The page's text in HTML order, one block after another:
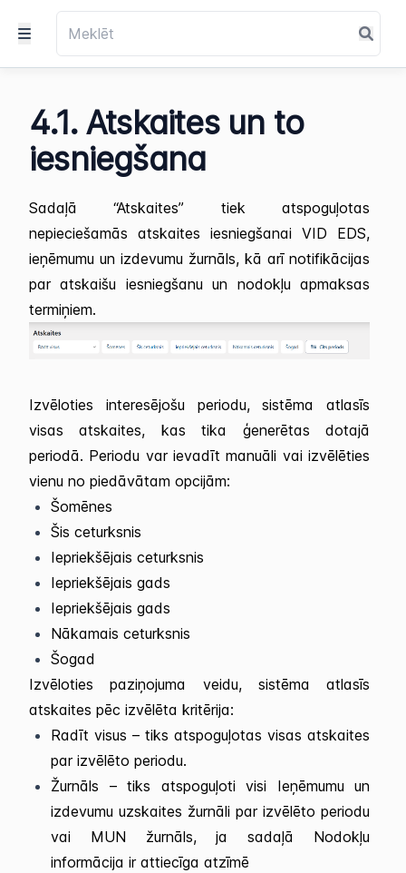
4.1. Atskaites un to
iesniegšana
Sadaļā “Atskaites” tiek atspoguļotas
nepieciešamās atskaites iesniegšanai VID EDS,
ieņēmumu un izdevumu žurnāls, kā arī notifikācijas
par atskaišu iesniegšanu un nodokļu apmaksas
termiņiem.
Izvēloties interesējošu periodu, sistēma atlasīs
visas atskaites, kas tika ģenerētas dotajā
periodā. Periodu var ievadīt manuāli vai izvēlēties
vienu no piedāvātam opcijām:
Šomēnes
Šis ceturksnis
Iepriekšējais ceturksnis
Iepriekšējais gads
Iepriekšējais gads
Nākamais ceturksnis
Šogad
Izvēloties paziņojuma veidu, sistēma atlasīs
atskaites pēc izvēlēta kritērija:
Radīt visus – tiks atspoguļotas visas atskaites
par izvēlēto periodu.
Žurnāls – tiks atspoguļoti visi Ieņēmumu un
izdevumu uzskaites žurnāli par izvēlēto periodu
vai MUN žurnāls, ja sadaļā Nodokļu
informācija ir attiecīga atzīmē